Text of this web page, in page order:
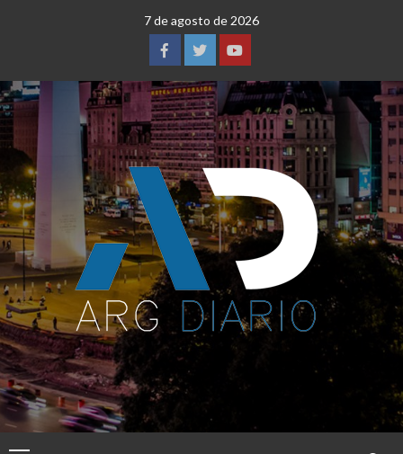
7 de agosto de 2026
Facebook
TwitterYouTube